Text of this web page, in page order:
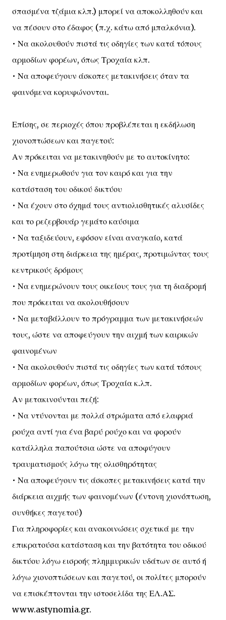
σπασμένα τζάμια κλπ.) μπορεί να αποκολληθούν και
να πέσουν στο έδαφος (π.χ. κάτω από μπαλκόνια).
• Να ακολουθούν πιστά τις οδηγίες των κατά τόπους
αρμοδίων φορέων, όπως Τροχαία κλπ.
• Να αποφεύγουν άσκοπες μετακινήσεις όταν τα
φαινόμενα κορυφώνονται.
Επίσης, σε περιοχές όπου προβλέπεται η εκδήλωση
χιονοπτώσεων και παγετού:
Αν πρόκειται να μετακινηθούν με το αυτοκίνητο:
• Να ενημερωθούν για τον καιρό και για την
κατάσταση του οδικού δικτύου
• Να έχουν στο όχημά τους αντιολισθητικές αλυσίδες
και το ρεζερβουάρ γεμάτο καύσιμα
• Να ταξιδεύουν, εφόσον είναι αναγκαίο, κατά
προτίμηση στη διάρκεια της ημέρας, προτιμώντας τους
κεντρικούς δρόμους
• Να ενημερώνουν τους οικείους τους για τη διαδρομή
που πρόκειται να ακολουθήσουν
• Να μεταβάλλουν το πρόγραμμα των μετακινήσεών
τους, ώστε να αποφεύγουν την αιχμή των καιρικών
φαινομένων
• Να ακολουθούν πιστά τις οδηγίες των κατά τόπους
αρμοδίων φορέων, όπως Τροχαία κ.λπ.
Αν μετακινούνται πεζή:
• Να ντύνονται με πολλά στρώματα από ελαφριά
ρούχα αντί για ένα βαρύ ρούχο και να φορούν
κατάλληλα παπούτσια ώστε να αποφύγουν
τραυματισμούς λόγω της ολισθηρότητας
• Να αποφεύγουν τις άσκοπες μετακινήσεις κατά την
διάρκεια αιχμής των φαινομένων (έντονη χιονόπτωση,
συνθήκες παγετού)
Για πληροφορίες και ανακοινώσεις σχετικά με την
επικρατούσα κατάσταση και την βατότητα του οδικού
δικτύου λόγω εισροής πλημμυρικών υδάτων σε αυτό ή
λόγω χιονοπτώσεων και παγετού, οι πολίτες μπορούν
να επισκέπτονται την ιστοσελίδα της ΕΛ.ΑΣ.
www.astynomia.gr.